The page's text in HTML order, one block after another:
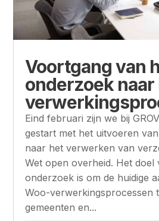
Voortgang van
onderzoek naar
Eind februari zijn we bij
gestart met het uitvoeren
naar het verwerken van
Wet open overheid. Het doel
onderzoek is om de huidige
Woo-verwerkingsprocessen
gemeenten en...